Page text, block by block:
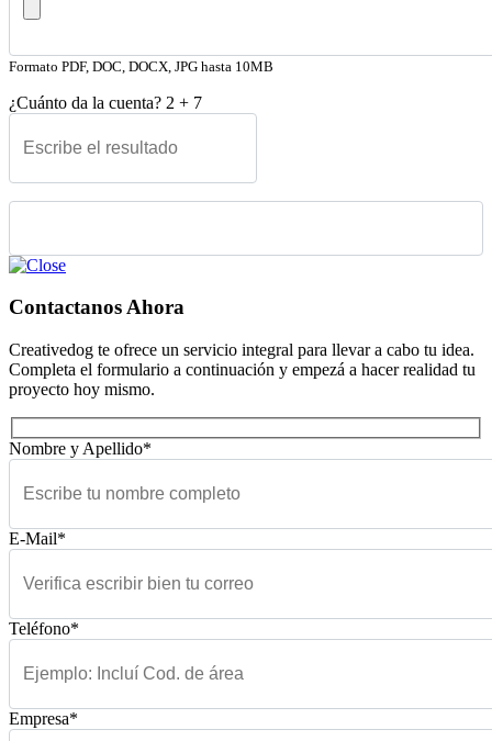
Formato PDF, DOC, DOCX, JPG hasta 10MB
¿Cuánto da la cuenta? 2 + 7
Please leave this field empty.
Contactanos Ahora
Creativedog te ofrece un servicio integral para llevar a cabo tu idea.
Completa el formulario a continuación y empezá a hacer realidad tu
proyecto hoy mismo.
Nombre y Apellido*
E-Mail*
Teléfono*
Empresa*